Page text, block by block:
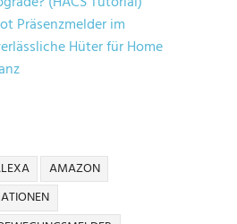
Präsenzmelder im
Hüter für Home
AMAZON